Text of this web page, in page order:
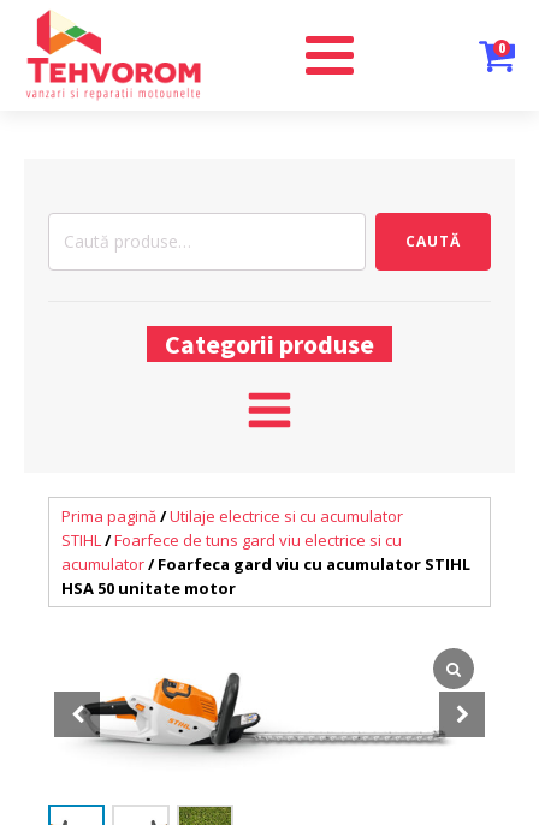
0
Caută
CAUTĂ
Categorii produse
Prima pagină/Utilaje electrice si cu acumulator
STIHL/Foarfece de tuns gard viu electrice si cu
acumulator/ Foarfeca gard viu cu acumulator STIHL
HSA 50 unitate motor